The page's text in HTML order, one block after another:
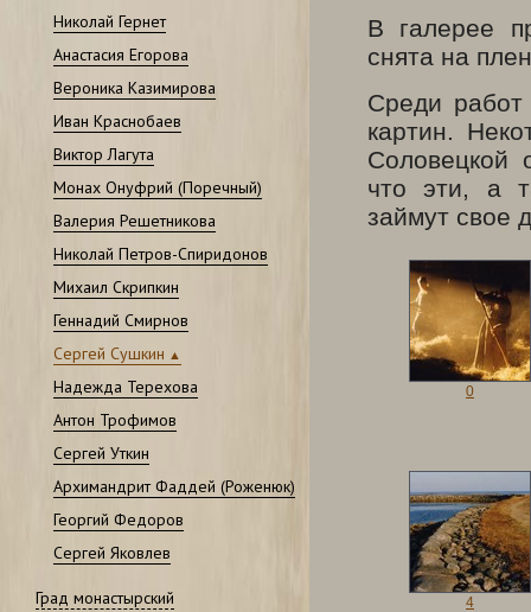
Николай Гернет
Анастасия Егорова
Вероника Казимирова
Иван Краснобаев
Виктор Лагута
Монах Онуфрий (Поречный)
Валерия Решетникова
Николай Петров-Спиридонов
Михаил Скрипкин
Геннадий Смирнов
Сергей Сушкин
Надежда Терехова
Антон Трофимов
Сергей Уткин
Архимандрит Фаддей (Роженюк)
Георгий Федоров
Сергей Яковлев
Град монастырский
В галерее
снята на
Среди работ
картин.
Соловецкой
что эти, а
займут свое
0
4